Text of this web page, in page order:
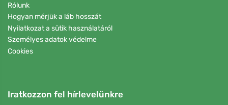
Rólunk
Hogyan mérjük a láb hosszát
Nyilatkozat a sütik használatáról
Személyes adatok védelme
Cookies
Iratkozzon fel hírlevelünkre